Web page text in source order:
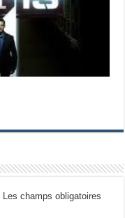
Les champs obligatoires